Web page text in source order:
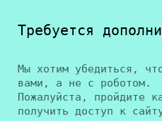
Требуется
Мы хотим убедиться,
вами, а не с роботом.
Пожалуйста, пройдите
получить доступ к